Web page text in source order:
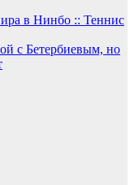
в Нинбо :: Теннис
с Бетербиевым, но